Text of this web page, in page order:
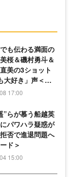
も伝わる満面の
桜＆磯村勇斗＆
美の3ショット
大好き」声＜ク
17:00
”らが慕う船越英
パワハラ疑惑が
否で進退問題へ
ド＞
15:00